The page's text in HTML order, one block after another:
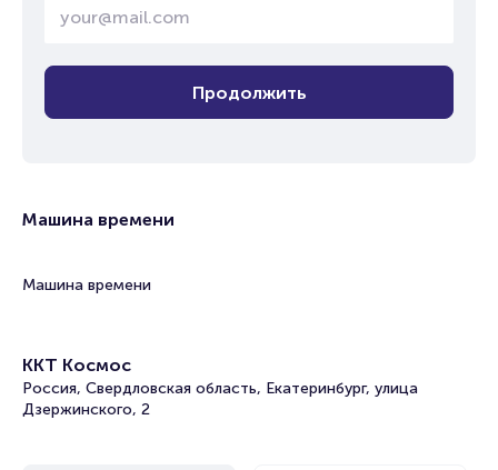
Продолжить
Машина времени
Машина времени
ККТ Космос
Россия, Свердловская область, Екатеринбург, улица
Дзержинского, 2